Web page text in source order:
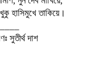
হাসিমুখে তাকিয়ে।
সুতীর্থ দাশ